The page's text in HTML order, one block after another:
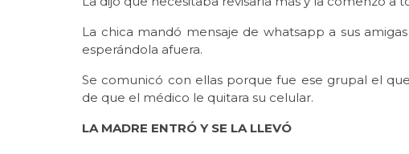
La chica mandó mensaje de whatsapp a sus
esperándola afuera.
Se comunicó con ellas porque fue ese grupal el
de que el médico le quitara su celular.
LA MADRE ENTRÓ Y SE LA LLEVÓ